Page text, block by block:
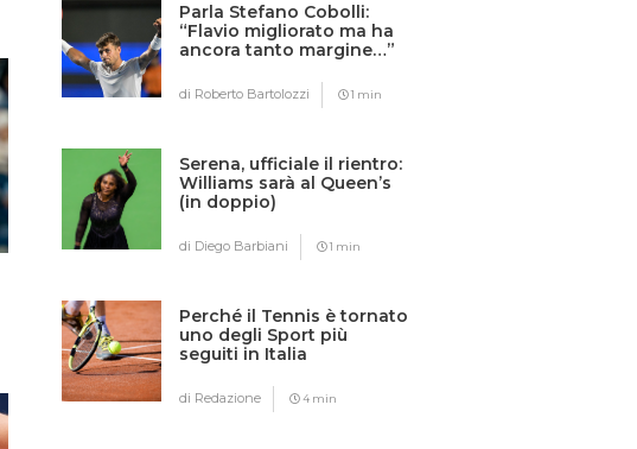
Parla Stefano Cobolli:
“Flavio migliorato ma ha
ancora tanto margine…”
di Roberto Bartolozzi 1 min
Serena, ufficiale il rientro:
Williams sarà al Queen’s
(in doppio)
di Diego Barbiani 1 min
Perché il Tennis è tornato
uno degli Sport più
seguiti in Italia
di Redazione 4 min